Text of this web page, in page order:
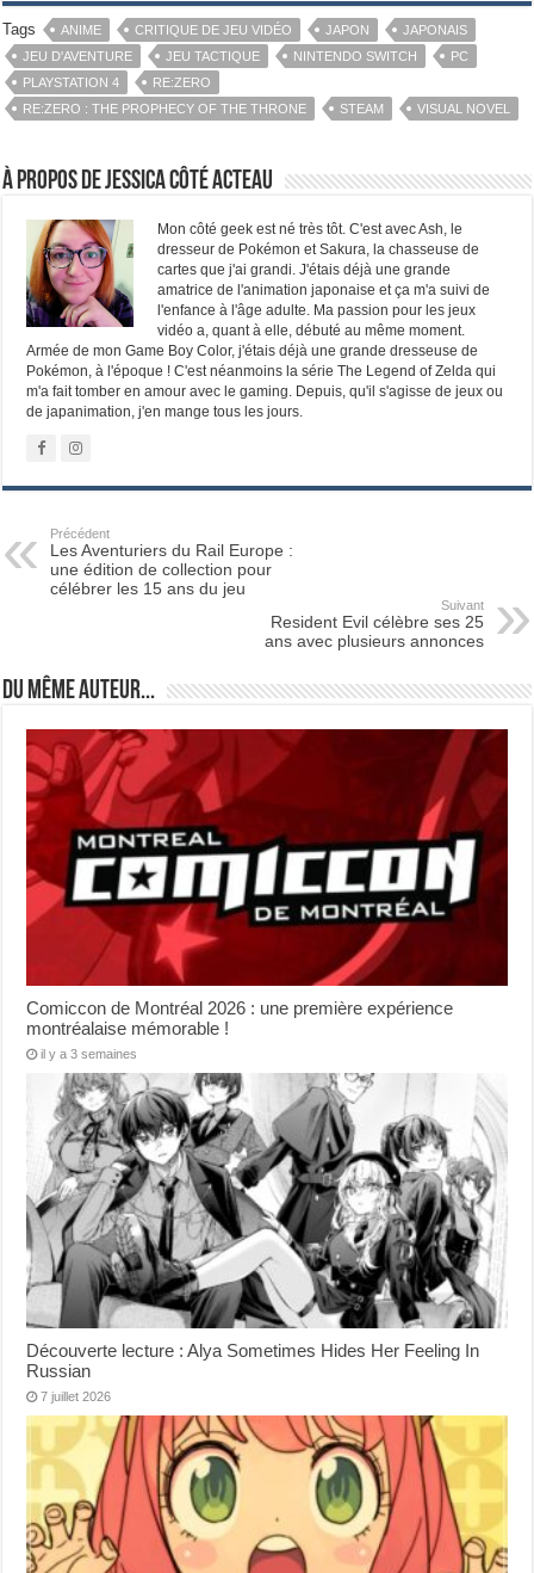
Tags ANIME CRITIQUE DE JEU VIDÉO JAPON
JAPONAIS
JEU D'AVENTURE
JEU TACTIQUE NINTENDO SWITCH
PC
PLAYSTATION 4
RE:ZERO
RE:ZERO : THE PROPHECY OF THE THRONE
STEAM VISUAL NOVEL
À propos de Jessica Côté Acteau
Mon côté geek est né très tôt. C'est avec Ash, le
dresseur de Pokémon et Sakura, la chasseuse de
cartes que j'ai grandi. J'étais déjà une grande
amatrice de l'animation japonaise et ça m'a suivi de
l'enfance à l'âge adulte. Ma passion pour les jeux
vidéo a, quant à elle, débuté au même moment.
Armée de mon Game Boy Color, j'étais déjà une grande dresseuse de
Pokémon, à l'époque ! C'est néanmoins la série The Legend of Zelda qui
m'a fait tomber en amour avec le gaming. Depuis, qu'il s'agisse de jeux ou
de japanimation, j'en mange tous les jours.
Précédent
Les Aventuriers du Rail Europe :
une édition de collection pour
célébrer les 15 ans du jeu
Suivant
Resident Evil célèbre ses 25
ans avec plusieurs annonces
Du même auteur...
Comiccon de Montréal 2026 : une première expérience
montréalaise mémorable !
il y a 3 semaines
Découverte lecture : Alya Sometimes Hides Her Feeling In
Russian
7 juillet 2026